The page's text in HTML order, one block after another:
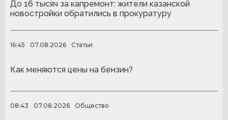
До 16 тысяч за капремонт: жители казанской
новостройки обратились в прокуратуру
16:45 07.08.2026 Статьи
Как меняются цены на бензин?
08:43 07.08.2026 Общество